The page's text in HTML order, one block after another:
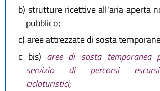
b) strutture ricettive all'aria aperta
pubblico;
c)aree attrezzate di sosta
c bis) aree di sosta temporanea
servizio di percorsi
cicloturistici;